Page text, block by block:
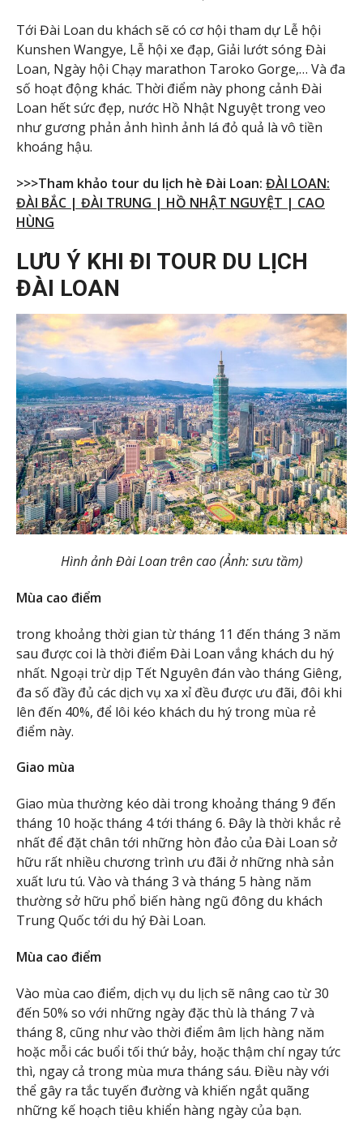
Tới Đài Loan du khách sẽ có cơ hội tham dự Lễ hội
Kunshen Wangye, Lễ hội xe đạp, Giải lướt sóng Đài
Loan, Ngày hội Chạy marathon Taroko Gorge,… Và đa
số hoạt động khác. Thời điểm này phong cảnh Đài
Loan hết sức đẹp, nước Hồ Nhật Nguyệt trong veo
như gương phản ảnh hình ảnh lá đỏ quả là vô tiền
khoáng hậu.
>>>Tham khảo tour du lịch hè Đài Loan: ĐÀI LOAN:
ĐÀI BẮC | ĐÀI TRUNG | HỒ NHẬT NGUYỆT | CAO
HÙNG
LƯU Ý KHI ĐI TOUR DU LỊCH
ĐÀI LOAN
Hình ảnh Đài Loan trên cao (Ảnh: sưu tầm)
Mùa cao điểm
trong khoảng thời gian từ tháng 11 đến tháng 3 năm
sau được coi là thời điểm Đài Loan vắng khách du hý
nhất. Ngoại trừ dịp Tết Nguyên đán vào tháng Giêng,
đa số đầy đủ các dịch vụ xa xỉ đều được ưu đãi, đôi khi
lên đến 40%, để lôi kéo khách du hý trong mùa rẻ
điểm này.
Giao mùa
Giao mùa thường kéo dài trong khoảng tháng 9 đến
tháng 10 hoặc tháng 4 tới tháng 6. Đây là thời khắc rẻ
nhất để đặt chân tới những hòn đảo của Đài Loan sở
hữu rất nhiều chương trình ưu đãi ở những nhà sản
xuất lưu tú. Vào và tháng 3 và tháng 5 hàng năm
thường sở hữu phổ biến hàng ngũ đông du khách
Trung Quốc tới du hý Đài Loan.
Mùa cao điểm
Vào mùa cao điểm, dịch vụ du lịch sẽ nâng cao từ 30
đến 50% so với những ngày đặc thù là tháng 7 và
tháng 8, cũng như vào thời điểm âm lịch hàng năm
hoặc mỗi các buổi tối thứ bảy, hoặc thậm chí ngay tức
thì, ngay cả trong mùa mưa tháng sáu. Điều này với
thể gây ra ​​tắc tuyến đường và khiến ngắt quãng
những kế hoạch tiêu khiển hàng ngày của bạn.